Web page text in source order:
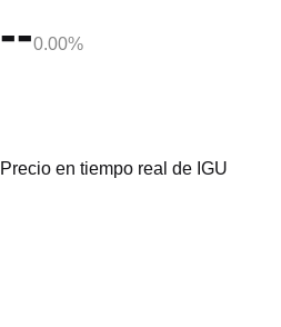
--0.00%
Precio en tiempo real de IGU